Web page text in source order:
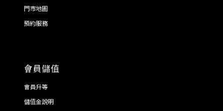
門市地圖
預約服務
會員儲值
會員升等
儲值金說明